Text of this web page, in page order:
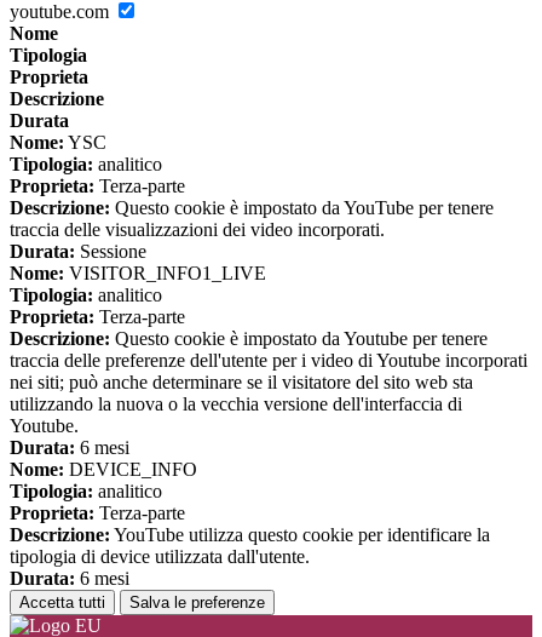
youtube.com
Nome
Tipologia
Proprieta
Descrizione
Durata
Nome: YSC
Tipologia: analitico
Proprieta: Terza-parte
Descrizione: Questo cookie è impostato da YouTube per tenere
traccia delle visualizzazioni dei video incorporati.
Durata: Sessione
Nome: VISITOR_INFO1_LIVE
Tipologia: analitico
Proprieta: Terza-parte
Descrizione: Questo cookie è impostato da Youtube per tenere
traccia delle preferenze dell'utente per i video di Youtube incorporati
nei siti; può anche determinare se il visitatore del sito web sta
utilizzando la nuova o la vecchia versione dell'interfaccia di
Youtube.
Durata: 6 mesi
Nome: DEVICE_INFO
Tipologia: analitico
Proprieta: Terza-parte
Descrizione: YouTube utilizza questo cookie per identificare la
tipologia di device utilizzata dall'utente.
Durata: 6 mesi
Accetta tutti Salva le preferenze